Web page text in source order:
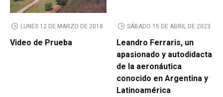
LUNES 12 DE MARZO DE 2018
Video de Prueba
SÁBADO 15 DE ABRIL DE 2023
Leandro Ferraris, un
apasionado y autodidacta
de la aeronáutica
conocido en Argentina y
Latinoamérica